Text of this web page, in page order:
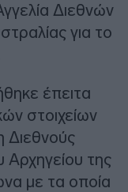
Διεθνών
για το
έπειτα
στοιχείων
Διεθνούς
Αρχηγείου της
με τα οποία